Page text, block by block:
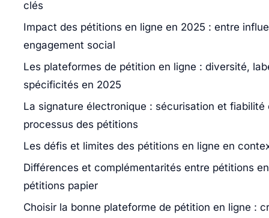
clés
Impact des pétitions en ligne en 2025 : entre
engagement social
Les plateformes de pétition en ligne : diversité,
spécificités en 2025
La signature électronique : sécurisation et fiabilité
processus des pétitions
Les défis et limites des pétitions en ligne en
Différences et complémentarités entre pétitions
pétitions papier
Choisir la bonne plateforme de pétition en ligne :